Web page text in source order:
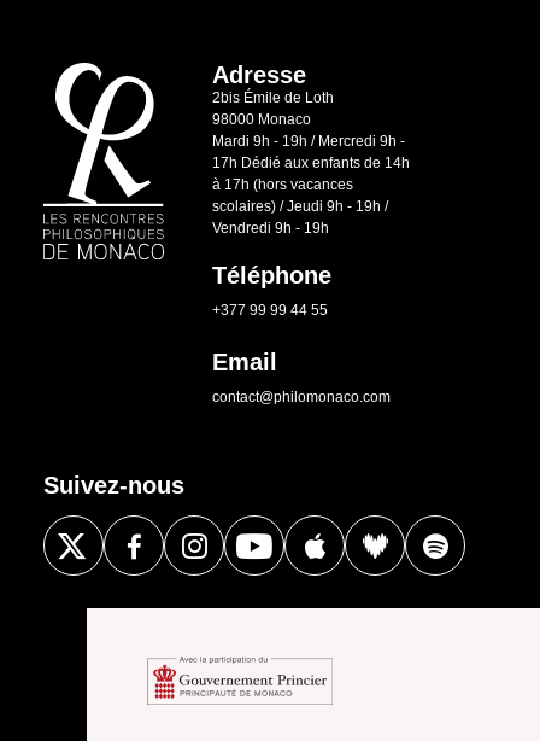
Adresse
2bis Émile de Loth
98000 Monaco
Mardi 9h - 19h / Mercredi 9h -
17h Dédié aux enfants de 14h
à 17h (hors vacances
scolaires) / Jeudi 9h - 19h /
Vendredi 9h - 19h
Téléphone
+377 99 99 44 55
Email
contact@philomonaco.com
Suivez-nous